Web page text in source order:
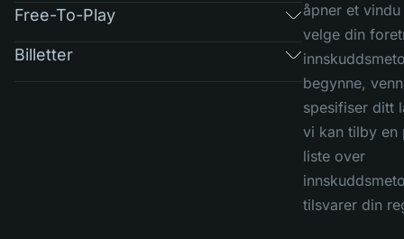
Free-To-Play
Billetter
åpner et
velge din
begynne,
spesifiser ditt
vi kan tilby en
liste over
tilsvarer din